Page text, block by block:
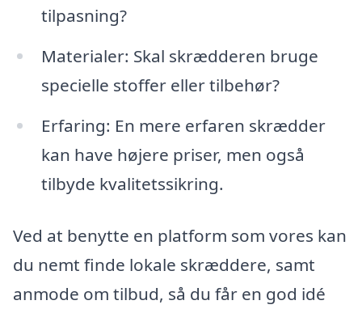
tilpasning?
Materialer: Skal skrædderen bruge
specielle stoffer eller tilbehør?
Erfaring: En mere erfaren skrædder
kan have højere priser, men også
tilbyde kvalitetssikring.
Ved at benytte en platform som vores kan
du nemt finde lokale skræddere, samt
anmode om tilbud, så du får en god idé